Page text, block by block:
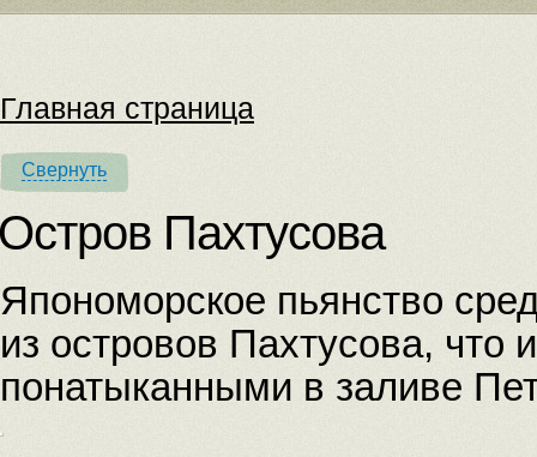
Главная страница
Свернуть
Пахтусова
Япономорское пьянство
из островов Пахтусова, что
понатыканными в заливе